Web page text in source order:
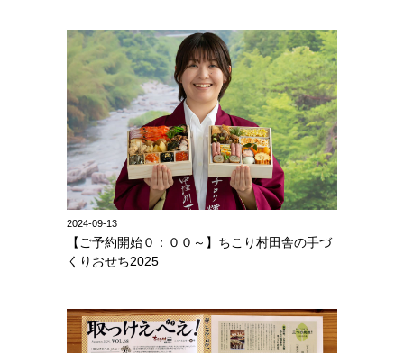
2024-09-13
【ご予約開始０：００～】ちこり村田舎の手づ
くりおせち2025